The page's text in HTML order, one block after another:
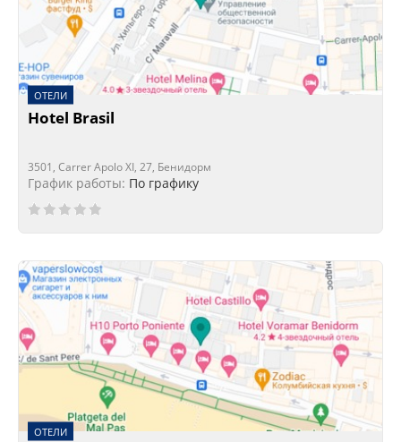
ОТЕЛИ
Hotel Brasil
3501, Carrer Apolo XI, 27, Бенидорм
График работы: По графику
ОТЕЛИ